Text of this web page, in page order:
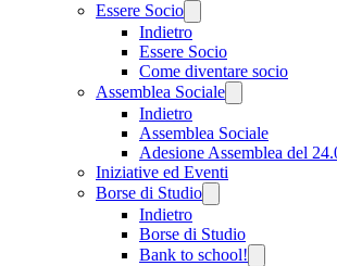
Essere Socio
Indietro
Essere Socio
Come diventare socio
Assemblea Sociale
Indietro
Assemblea Sociale
Adesione Assemblea del
Iniziative ed Eventi
Borse di Studio
Indietro
Borse di Studio
Bank to school!